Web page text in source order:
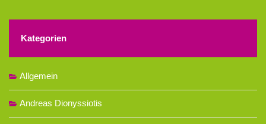
Kategorien
Allgemein
Andreas Dionyssiotis